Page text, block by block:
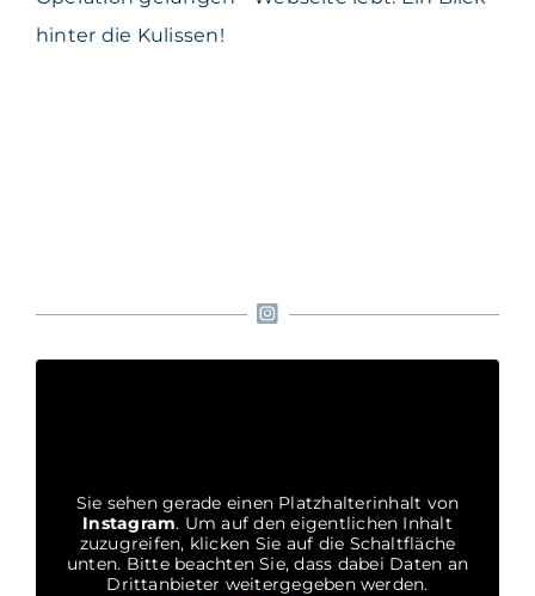
hinter die Kulissen!
Sie sehen gerade einen Platzhalterinhalt von
Instagram. Um auf den eigentlichen Inhalt
zuzugreifen, klicken Sie auf die Schaltfläche
unten. Bitte beachten Sie, dass dabei Daten an
Drittanbieter weitergegeben werden.